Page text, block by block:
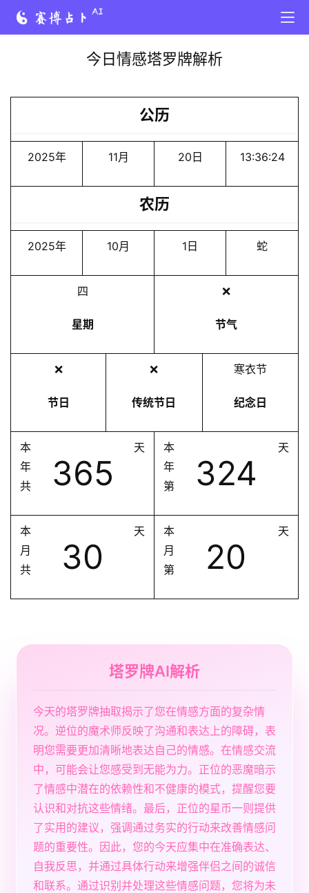
今日情感塔罗牌解析
公历
2025年 11月 20日 13:36:24
农历
2025年 10月 1日 蛇
四
星期
❌
节气
❌
节日
❌
传统节日
寒衣节
纪念日
本
年
共
365
天
本
年
第
324
天
本
月
共
30
天
本
月
第
20
天
塔罗牌AI解析
今天的塔罗牌抽取揭示了您在情感方面的复杂情
况。逆位的魔术师反映了沟通和表达上的障碍，表
明您需要更加清晰地表达自己的情感。在情感交流
中，可能会让您感受到无能为力。正位的恶魔暗示
了情感中潜在的依赖性和不健康的模式，提醒您要
认识和对抗这些情绪。最后，正位的星币一则提供
了实用的建议，强调通过务实的行动来改善情感问
题的重要性。因此，您的今天应集中在准确表达、
自我反思，并通过具体行动来增强伴侣之间的诚信
和联系。通过识别并处理这些情感问题，您将为未